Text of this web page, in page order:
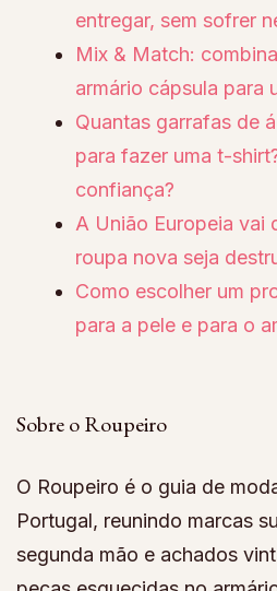
entregar, sem sofrer
Mix & Match:
armário cápsula para
Quantas garrafas de
para fazer uma t-
confiança?
A União Europeia vai
roupa nova seja
Como escolher um
para a pele e para o
Sobre o Roupeiro
O Roupeiro é o guia de
Portugal, reunindo marcas
segunda mão e achados